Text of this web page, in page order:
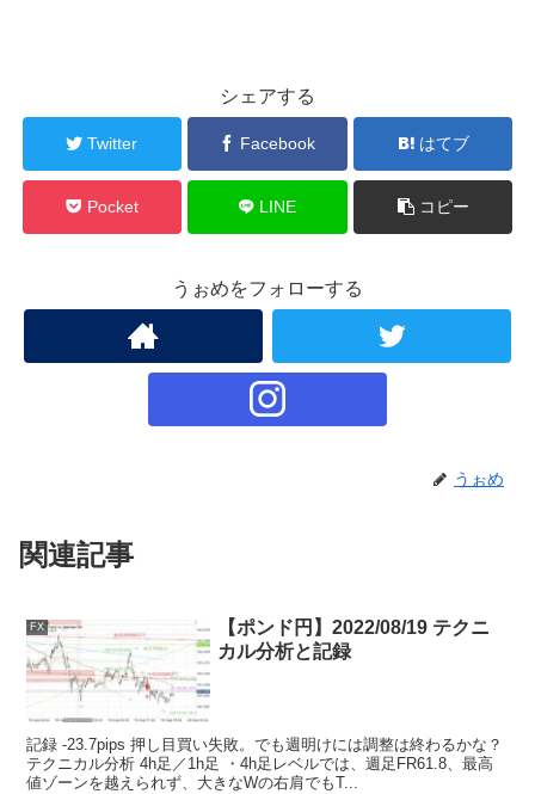
シェアする
Twitter Facebook はてブ
Pocket LINE コピー
うぉめをフォローする
うぉめ
関連記事
FX
【ポンド円】2022/08/19 テクニ
カル分析と記録
記録 -23.7pips 押し目買い失敗。でも週明けには調整は終わるかな？
テクニカル分析 4h足／1h足 ・4h足レベルでは、週足FR61.8、最高
値ゾーンを越えられず、大きなWの右肩でもT...